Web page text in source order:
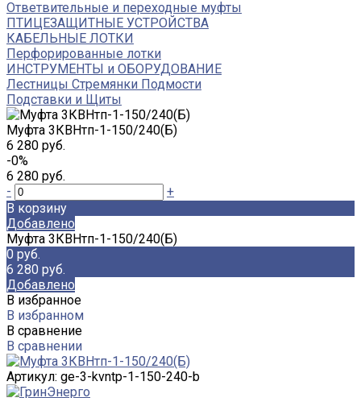
Ответвительные и переходные муфты
ПТИЦЕЗАЩИТНЫЕ УСТРОЙСТВА
КАБЕЛЬНЫЕ ЛОТКИ
Перфорированные лотки
ИНСТРУМЕНТЫ и ОБОРУДОВАНИЕ
Лестницы Стремянки Подмости
Подставки и Щиты
Муфта 3КВНтп-1-150/240(Б)
6 280 руб.
-0%
6 280 руб.
-
+
В корзину
Добавлено
Муфта 3КВНтп-1-150/240(Б)
0 руб.
6 280 руб.
Добавлено
В избранное
В избранном
В сравнение
В сравнении
Артикул: ge-3-kvntp-1-150-240-b